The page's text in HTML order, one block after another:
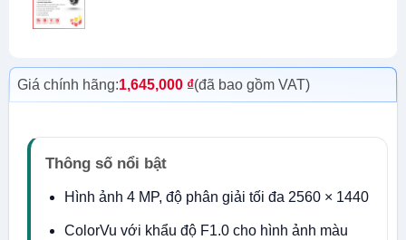
Giá chính hãng:1,645,000 ₫(đã bao gồm VAT)
Thông số nổi bật
Hình ảnh 4 MP, độ phân giải tối đa 2560 × 1440
ColorVu với khẩu độ F1.0 cho hình ảnh màu